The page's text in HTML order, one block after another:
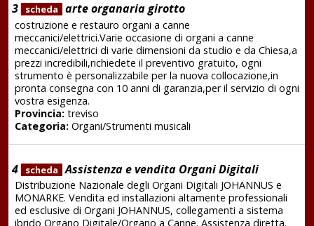
3 scheda arte organaria girotto
costruzione e restauro organi a canne
meccanici/elettrici.Varie occasione di organi a canne
meccanici/elettrici di varie dimensioni da studio e da Chiesa,a
prezzi incredibili,richiedete il preventivo gratuito, ogni
strumento è personalizzabile per la nuova collocazione,in
pronta consegna con 10 anni di garanzia,per il servizio di ogni
vostra esigenza.
Provincia:treviso
Categoria:Organi/Strumenti musicali
4 scheda Assistenza e vendita Organi Digitali
Distribuzione Nazionale degli Organi Digitali JOHANNUS e
MONARKE. Vendita ed installazioni altamente professionali
ed esclusive di Organi JOHANNUS, collegamenti a sistema
ibrido Organo Digitale/Organo a Canne. Assistenza diretta.